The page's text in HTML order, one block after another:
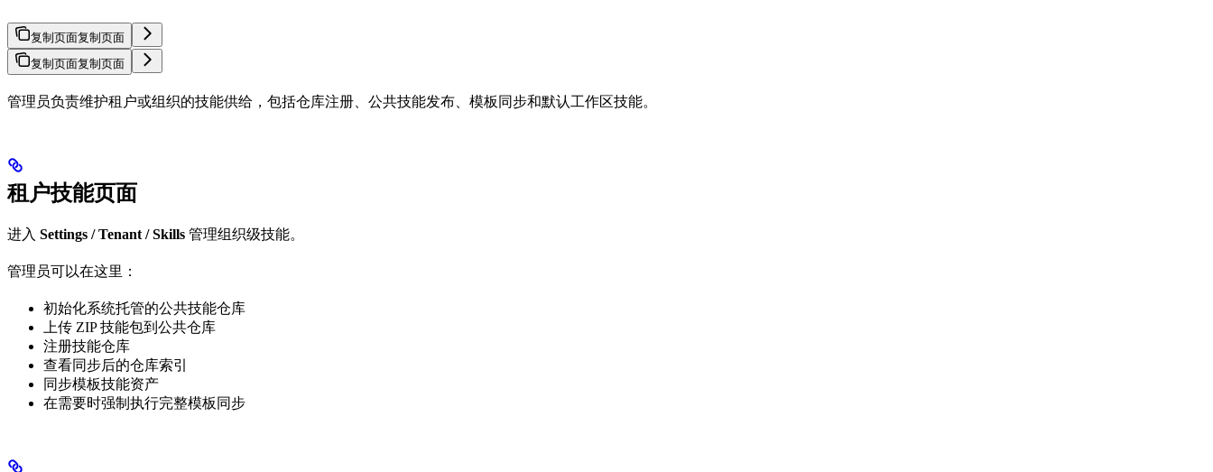
复制页面复制页面
复制页面复制页面
管理员负责维护租户或组织的技能供给，包括仓库注册、公共技能发布、模板同步和默认工作区技能。
租户技能页面
进入 Settings / Tenant / Skills 管理组织级技能。
管理员可以在这里：
初始化系统托管的公共技能仓库
上传 ZIP 技能包到公共仓库
注册技能仓库
查看同步后的仓库索引
同步模板技能资产
在需要时强制执行完整模板同步